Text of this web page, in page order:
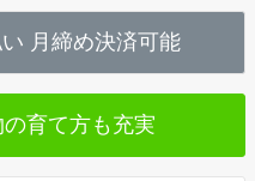
へ
月締め決済可能
育て方も充実